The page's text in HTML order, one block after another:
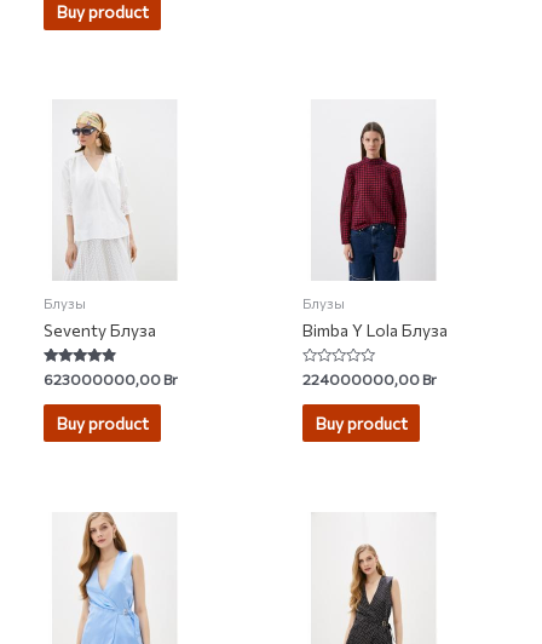
Buy product
Блузы
Seventy Блуза
Rated
4.60
out of 5
623000000,00Br
Buy product
Блузы
Bimba Y Lola Блуза
Rated
0
out
224000000,00Br
Buy product